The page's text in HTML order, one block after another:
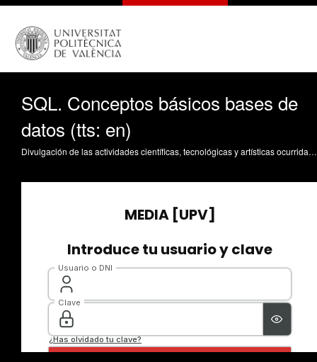
SQL. Conceptos básicos bases de
datos (tts: en)
Divulgación de las actividades científicas, tecnológicas y artísticas ocurridas en los tres campus de la UPV